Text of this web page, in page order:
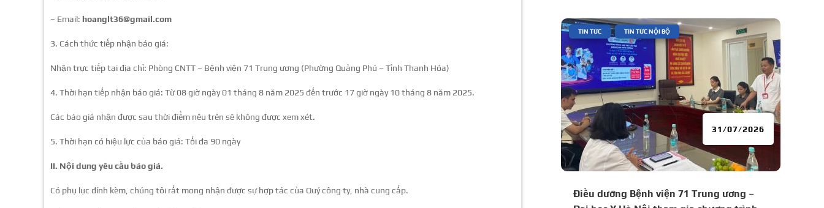
– Email: hoanglt36@gmail.com
3. Cách thức tiếp nhận báo giá:
Nhận trực tiếp tại địa chỉ: Phòng CNTT – Bệnh viện 71 Trung ương (Phường Quảng Phú – Tỉnh Thanh Hóa)
4. Thời hạn tiếp nhận báo giá: Từ 08 giờ ngày 01 tháng 8 năm 2025 đến trước 17 giờ ngày 10 tháng 8 năm 2025.
Các báo giá nhận được sau thời điểm nêu trên sẽ không được xem xét.
5. Thời hạn có hiệu lực của báo giá: Tối đa 90 ngày
II. Nội dung yêu cầu báo giá.
Có phụ lục đính kèm, chúng tôi rất mong nhận được sự hợp tác của Quý công ty, nhà cung cấp.
Điều dưỡng Bệnh viện 71 Trung ương –
31/07/2026
TIN TỨC TIN TỨC NỘI BỘ